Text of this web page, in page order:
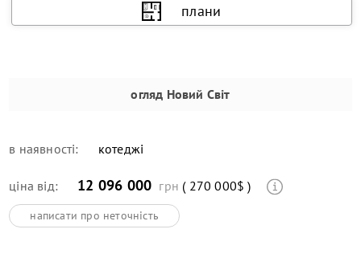
плани
огляд Новий Світ
в наявності: котеджі
ціна від: 12 096 000 грн ( 270 000$ )
написати про неточність